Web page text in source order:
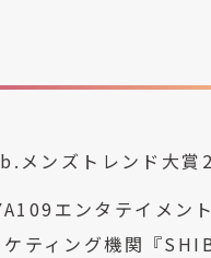
メンズトレンド大賞
エンタテイメン
ティング機関『